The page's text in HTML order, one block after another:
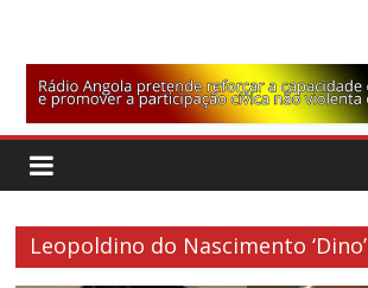
Leopoldino do Nascimento ‘Dino’